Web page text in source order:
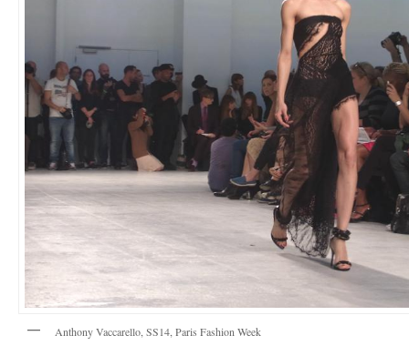
Anthony Vaccarello, SS14, Paris Fashion Week